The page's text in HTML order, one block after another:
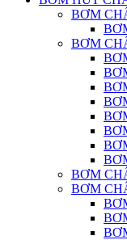
BƠM
BƠM
BƠM
BƠM